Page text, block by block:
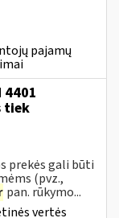
pajamų
tiek
prekės gali būti
(pvz.,
pan. rūkymo...
vertės